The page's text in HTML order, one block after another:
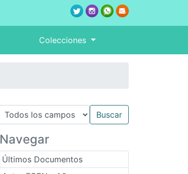
Colecciones
Navegar
Últimos Documentos